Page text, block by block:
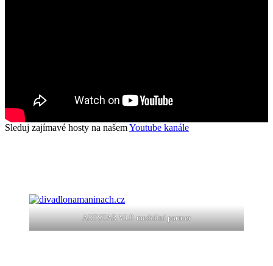
Sleduj zajímavé hosty na našemYoutube kanále
ARTSTAR V.I.P. mediální partner